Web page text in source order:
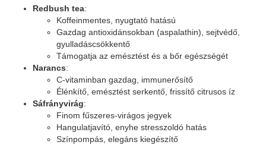
Redbush tea:
Koffeinmentes, nyugtató hatású
Gazdag antioxidánsokban (aspalathin), sejtvédő,
gyulladáscsökkentő
Támogatja az emésztést és a bőr egészségét
Narancs:
C-vitaminban gazdag, immunerősítő
Élénkítő, emésztést serkentő, frissítő citrusos íz
Sáfrányvirág:
Finom fűszeres-virágos jegyek
Hangulatjavító, enyhe stresszoldó hatás
Színpompás, elegáns kiegészítő